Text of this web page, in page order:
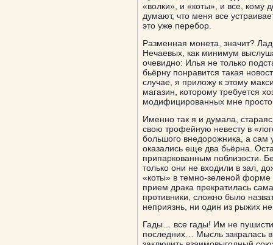
«волки», и «коты», и все, кому
думают, что меня все
это уже перебор.
Разменная монета, значит?
Нечаевых, как минимум
очевидно: Илья не только
бьёрну понравится такая
случае, я приложу к этому
магазин, которому требуется
модифицированных мне просто
Именно так я и думала,
свою трофейную невесту в
большого внедорожника, а сам
оказались еще два бьёрна.
припаркованным поблизости.
только они не входили в зал,
«коты» в темно-зеленой форме
прием драка прекратилась
противники, сложно было
неприязнь, ни один из рыжих
Гады… все гады! Им не
последних… Мысль закралась